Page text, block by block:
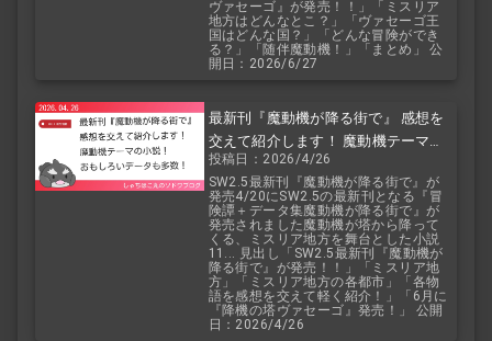
ヴァセーゴ』が発売！！」「ミスリア
地方はどんなとこ？」「ヴァセーゴ王
国はどんな国？」「どんな冒険ができ
る？」「随伴魔動機！」「まとめ」 公
開日：2026/6/27
最新刊『魔動機が降る街で』 感想を
交えて紹介します！ 魔動機テーマの
小説！ おもしろいデータも多数！
投稿日：2026/4/26
SW2.5最新刊『魔動機が降る街で』が
発売4/20にSW2.5の最新刊となる『冒
険譚＋データ集魔動機が降る街で』が
発売されました魔動機が塔から降って
くる、ミスリア地方を舞台とした小説
11... 見出し「SW2.5最新刊『魔動機が
降る街で』が発売！！」「ミスリア地
方」「ミスリア地方の各都市」「各物
語を感想を交えて軽く紹介！」「6月に
『降機の塔ヴァセーゴ』発売！」 公開
日：2026/4/26